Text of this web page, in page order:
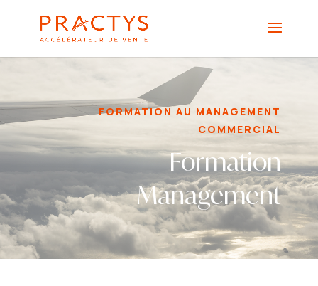
FORMATION AU MANAGEMENT
COMMERCIAL
Formation
Management